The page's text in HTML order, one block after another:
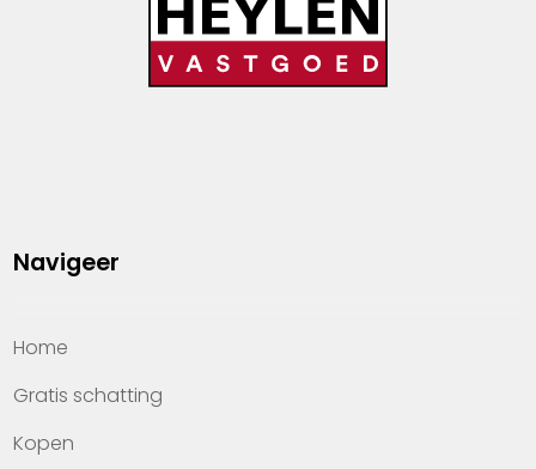
Navigeer
Home
Gratis schatting
Kopen